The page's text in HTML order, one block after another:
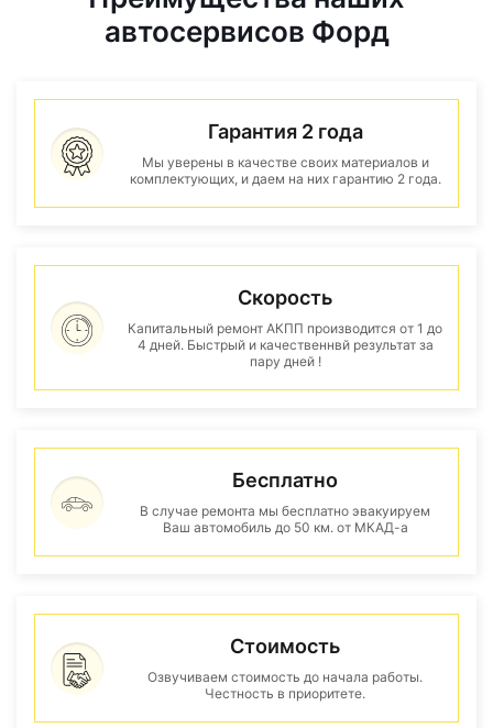
автосервисов Форд
Гарантия 2 года
Мы уверены в качестве своих материалов и
комплектующих, и даем на них гарантию 2 года.
Скорость
Капитальный ремонт АКПП производится от 1 до
4 дней. Быстрый и качественнвй результат за
пару дней !
Бесплатно
В случае ремонта мы бесплатно эвакуируем
Ваш автомобиль до 50 км. от МКАД-а
Стоимость
Озвучиваем стоимость до начала работы.
Честность в приоритете.